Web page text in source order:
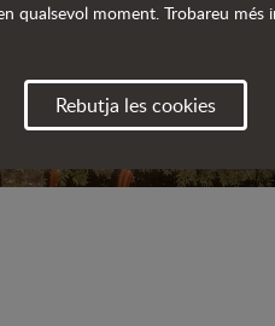
qualsevol moment. Trobareu més
Rebutja les cookies